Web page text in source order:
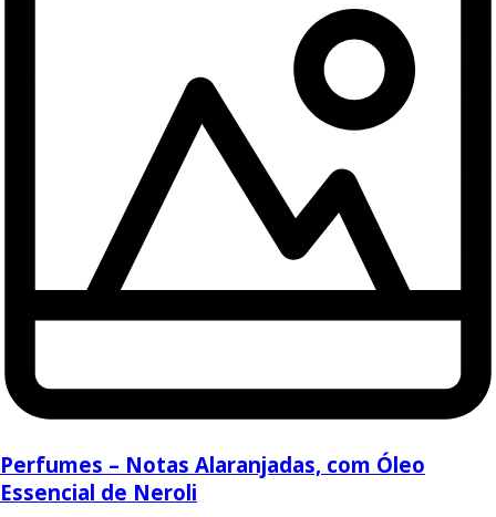
Perfumes – Notas Alaranjadas, com Óleo
Essencial de Neroli